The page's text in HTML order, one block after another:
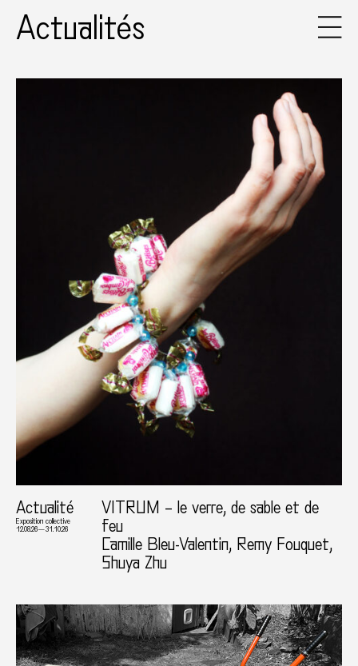
Actualités
Actualité
Exposition collective
12.08.26 — 31.10.26
VITRUM – le verre, de sable et de
feu
Camille Bleu-Valentin, Remy Fouquet,
Shuya Zhu